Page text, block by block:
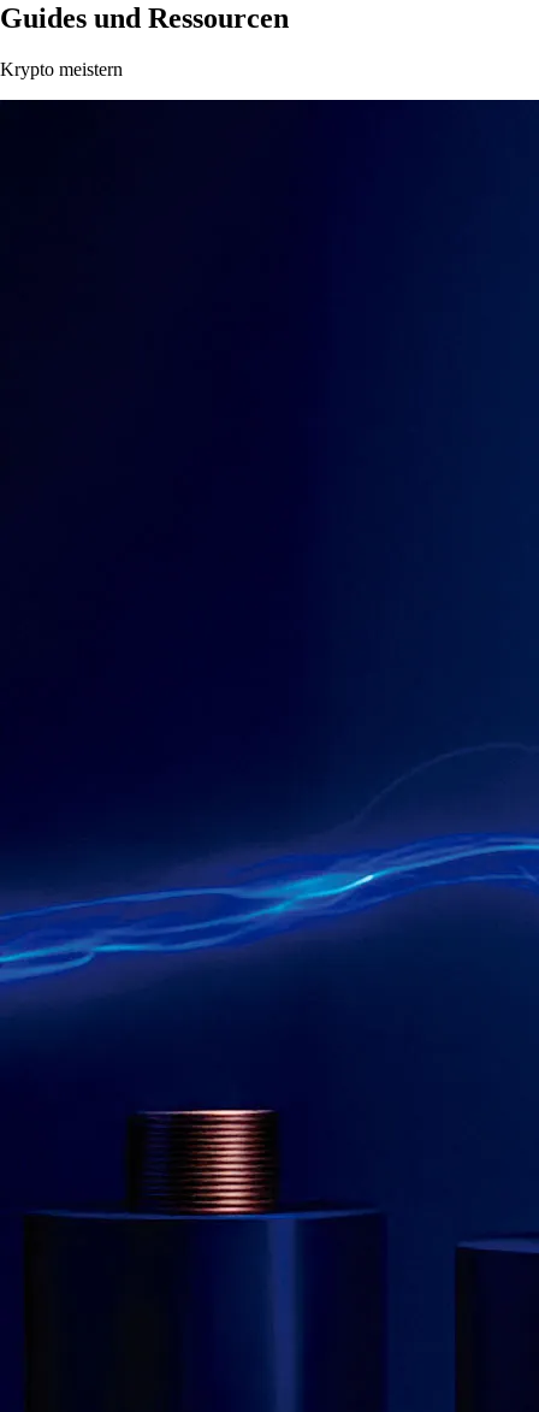
Guides und Ressourcen
Krypto meistern